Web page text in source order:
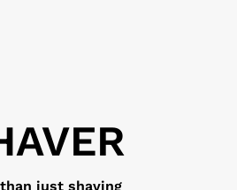
just shaving